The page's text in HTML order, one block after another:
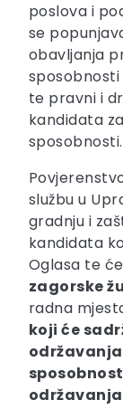
poslova i
se
obavljanja
sposobnosti
te pravni i
kandidata
sposobnosti.
službu u
gradnju i
kandidata
Oglasa te će
zagorske
radna
koji će